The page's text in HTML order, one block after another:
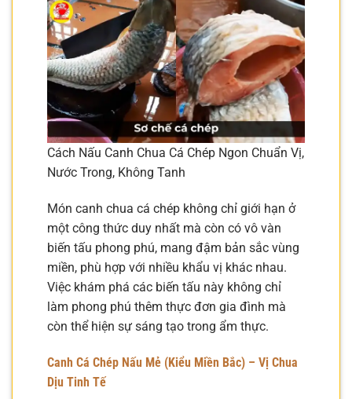
Cách Nấu Canh Chua Cá Chép Ngon Chuẩn Vị,
Nước Trong, Không Tanh
Món canh chua cá chép không chỉ giới hạn ở
một công thức duy nhất mà còn có vô vàn
biến tấu phong phú, mang đậm bản sắc vùng
miền, phù hợp với nhiều khẩu vị khác nhau.
Việc khám phá các biến tấu này không chỉ
làm phong phú thêm thực đơn gia đình mà
còn thể hiện sự sáng tạo trong ẩm thực.
Canh Cá Chép Nấu Mẻ (Kiểu Miền Bắc) – Vị Chua
Dịu Tinh Tế